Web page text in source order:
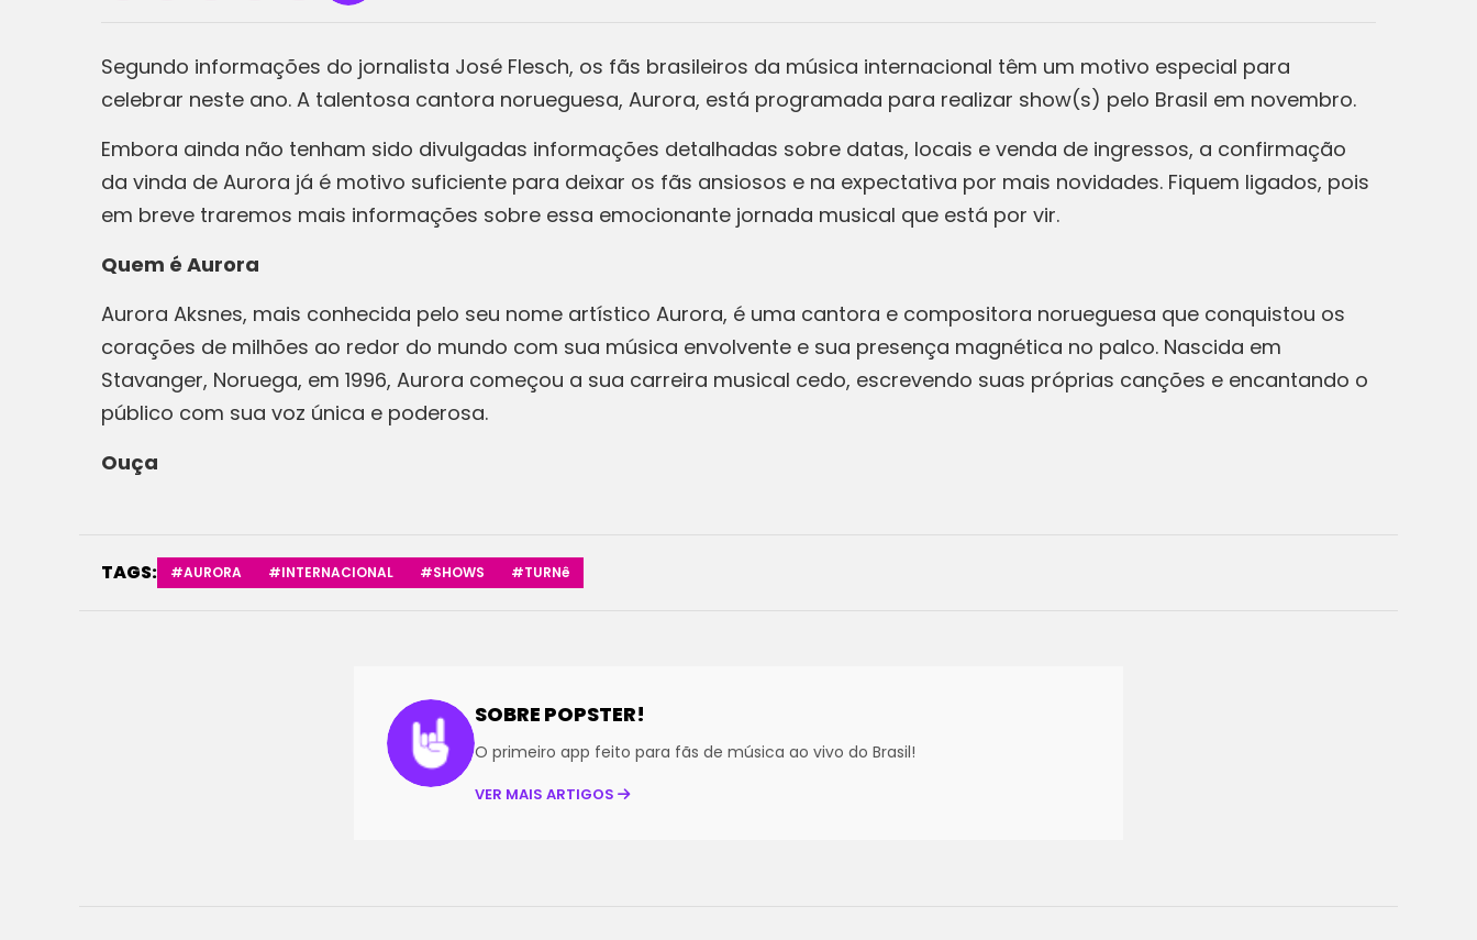
Segundo informações do jornalista José Flesch, os fãs brasileiros da música internacional têm um motivo especial para
celebrar neste ano. A talentosa cantora norueguesa, Aurora, está programada para realizar show(s) pelo Brasil em novembro.
Embora ainda não tenham sido divulgadas informações detalhadas sobre datas, locais e venda de ingressos, a confirmação
da vinda de Aurora já é motivo suficiente para deixar os fãs ansiosos e na expectativa por mais novidades. Fiquem ligados, pois
em breve traremos mais informações sobre essa emocionante jornada musical que está por vir.
Quem é Aurora
Aurora Aksnes, mais conhecida pelo seu nome artístico Aurora, é uma cantora e compositora norueguesa que conquistou os
corações de milhões ao redor do mundo com sua música envolvente e sua presença magnética no palco. Nascida em
Stavanger, Noruega, em 1996, Aurora começou a sua carreira musical cedo, escrevendo suas próprias canções e encantando o
público com sua voz única e poderosa.
Ouça
TAGS: #AURORA #INTERNACIONAL #SHOWS #TURNê
SOBRE POPSTER!
O primeiro app feito para fãs de música ao vivo do Brasil!
VER MAIS ARTIGOS